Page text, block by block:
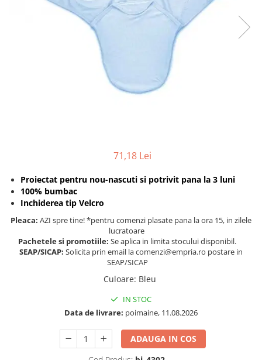
Deflectoare pentru aer conditionat
Casti antifonice pentru copii si
Echipament protectie bicicleta si
Palarii protectie UV
Accesorii plaja
Somnul bebelusului
Carucioare si scaune auto
Igiena si ingrijire bebelusi
Accesorii bebelusi / nou-nascuti
71,18 Lei
Proiectat pentru nou-nascuti si potrivit pana la 3 luni
100% bumbac
Inchiderea tip Velcro
Pleaca: AZI spre tine! *pentru comenzi plasate pana la ora 15, in zilele
lucratoare
Pachetele si promotiile: Se aplica in limita stocului disponibil.
SEAP/SICAP: Solicita prin email la comenzi@empria.ro postare in
SEAP/SICAP
Culoare: Bleu
IN STOC
Data de livrare: poimaine, 11.08.2026
ADAUGA IN COS